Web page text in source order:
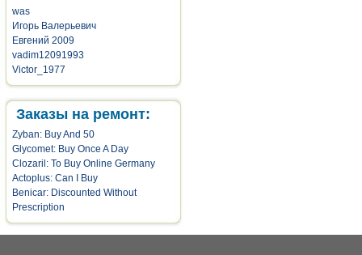
was
Игорь Валерьевич
Евгений 2009
vadim12091993
Victor_1977
Заказы на ремонт:
Zyban: Buy And 50
Glycomet: Buy Once A Day
Clozaril: To Buy Online Germany
Actoplus: Can I Buy
Benicar: Discounted Without
Prescription